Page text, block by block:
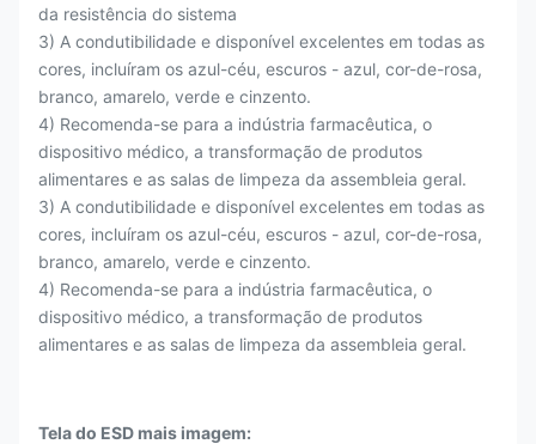
da resistência do sistema
3) A condutibilidade e disponível excelentes em todas as
cores, incluíram os azul-céu, escuros - azul, cor-de-rosa,
branco, amarelo, verde e cinzento.
4) Recomenda-se para a indústria farmacêutica, o
dispositivo médico, a transformação de produtos
alimentares e as salas de limpeza da assembleia geral.
3) A condutibilidade e disponível excelentes em todas as
cores, incluíram os azul-céu, escuros - azul, cor-de-rosa,
branco, amarelo, verde e cinzento.
4) Recomenda-se para a indústria farmacêutica, o
dispositivo médico, a transformação de produtos
alimentares e as salas de limpeza da assembleia geral.
Tela do ESD mais imagem: